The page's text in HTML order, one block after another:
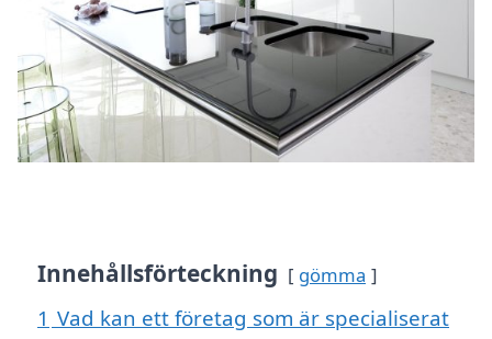
Innehållsförteckning gömma
1 Vad kan ett företag som är specialiserat